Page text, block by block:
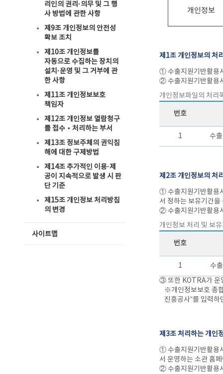
리인의 권리·의무 및 그 행
사 방법에 관한 사항
제9조 개인정보의 안전성
확보 조치
제10조 개인정보를
자동으로 수집하는 장치의
설치·운영 및 그 거부에 관
한 사항
제11조 개인정보보호
책임자
제12조 개인정보 열람청구
를 접수‧처리하는 부서
제13조 정보주체의 권익침
해에 대한 구제방법
제14조 추가적인 이용·제
공이 지속적으로 발생 시 판
단 기준
제15조 개인정보 처리방침
의 변경
사이트맵
개인정보
제1조 개인정보의 처
① 수출지원기반활용
② 수출지원기반활용
개인정보파일의 처리
번호
1 수
제2조 개인정보의 처
① 수출지원기반활용
서 정하는 보유기간을
② 수출지원기반활용
개인정보 처리 및 보
번호
1
수
③ 또한 KOTRA가 운
※개인정보보호 종
진흥공사”를 입력
제3조 처리하는 개인
① 수출지원기반활용
서 운영하는 소관 홈
② 수출지원기반활용